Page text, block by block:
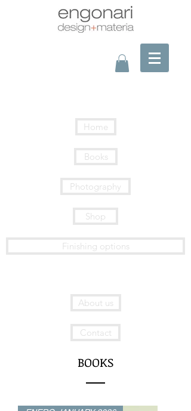
Home
Books
Photography
Shop
Finishing options
About us
Contact
BOOKS